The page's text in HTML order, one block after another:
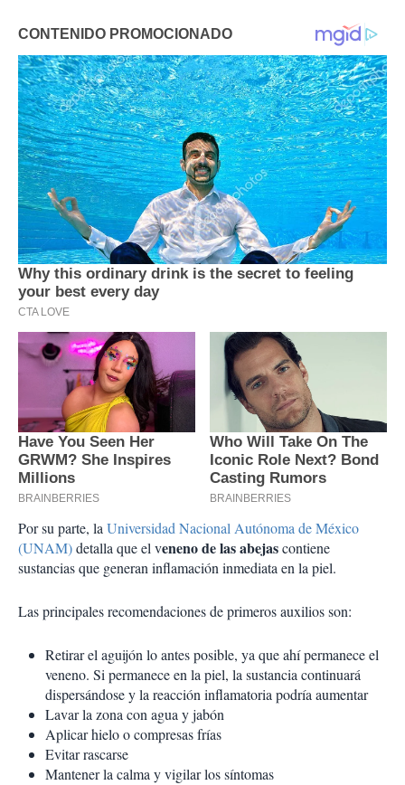
Por su parte, laUniversidad Nacional Autónoma de México
(UNAM)detalla que el veneno de las abejascontiene
sustancias que generan inflamación inmediata en la piel.
Las principales recomendaciones de primeros auxilios son:
Retirar el aguijón lo antes posible, ya que ahí permanece el
veneno. Si permanece en la piel, la sustancia continuará
dispersándose y la reacción inflamatoria podría aumentar
Lavar la zona con agua y jabón
Aplicar hielo o compresas frías
Evitar rascarse
Mantener la calma y vigilar los síntomas